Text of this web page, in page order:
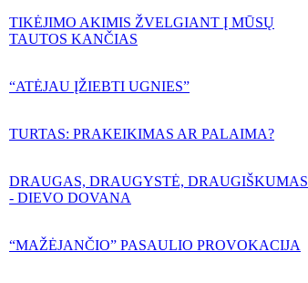
TIKĖJIMO AKIMIS ŽVELGIANT Į MŪSŲ
TAUTOS KANČIAS
“ATĖJAU ĮŽIEBTI UGNIES”
TURTAS: PRAKEIKIMAS AR PALAIMA?
DRAUGAS, DRAUGYSTĖ, DRAUGIŠKUMAS
- DIEVO DOVANA
“MAŽĖJANČIO” PASAULIO PROVOKACIJA